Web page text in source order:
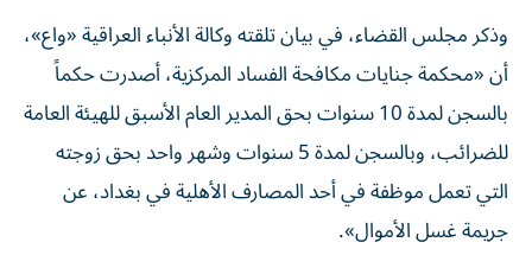
وذكر مجلس القضاء، في بيان تلقته وكالة الأنباء العراقية «واع»،
أن «محكمة جنايات مكافحة الفساد المركزية، أصدرت حكماً
بالسجن لمدة 10 سنوات بحق المدير العام الأسبق للهيئة العامة
للضرائب، وبالسجن لمدة 5 سنوات وشهر واحد بحق زوجته
التي تعمل موظفة في أحد المصارف الأهلية في بغداد، عن
جريمة غسل الأموال».